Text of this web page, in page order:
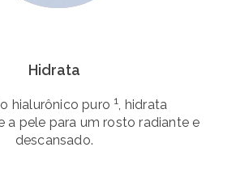
Hidrata
hialurônico puro 1, hidrata
a pele para um rosto radiante e
descansado.